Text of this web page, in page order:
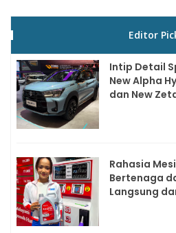
Editor
Intip Detail
New Alpha
dan New
Rahasia
Bertenaga
Langsung